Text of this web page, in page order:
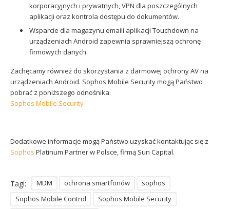
korporacyjnych i prywatnych, VPN dla poszczególnych
aplikacji oraz kontrola dostępu do dokumentów.
Wsparcie dla magazynu emaili aplikacji Touchdown na
urządzeniach Android zapewnia sprawniejszą ochronę
firmowych danych.
Zachęcamy również do skorzystania z darmowej ochrony AV na
urządzeniach Android. Sophos Mobile Security mogą Państwo
pobrać z poniższego odnośnika.
Sophos Mobile Security
Dodatkowe informacje mogą Państwo uzyskać kontaktując się z
Sophos Platinum Partner w Polsce, firmą Sun Capital.
Tagi: MDM ochrona smartfonów
sophos
Sophos Mobile Control
Sophos Mobile Security